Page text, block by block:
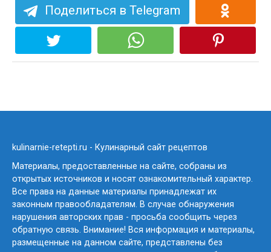
Поделиться в Telegram
kulinarnie-retepti.ru - Кулинарный сайт рецептов
Материалы, предоставленные на сайте, собраны из
открытых источников и носят ознакомительный характер.
Все права на данные материалы принадлежат их
законным правообладателям. В случае обнаружения
нарушения авторских прав - просьба сообщить через
обратную связь. Внимание! Вся информация и материалы,
размещенные на данном сайте, представлены без